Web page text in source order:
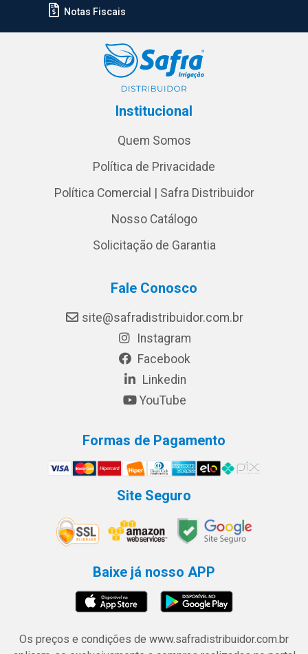
Notas Fiscais
Institucional
Quem Somos
Política de Privacidade
Política Comercial | Safra Distribuidor
Nosso Catálogo
Solicitação de Garantia
Fale Conosco
site@safradistribuidor.com.br
Instagram
Facebook
Linkedin
YouTube
Formas de Pagamento
Site Seguro
Baixe já nosso APP
Os preços e condições de www.safradistribuidor.com.br